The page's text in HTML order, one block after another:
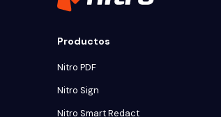
Productos
Nitro PDF
Nitro Sign
Nitro Smart Redact